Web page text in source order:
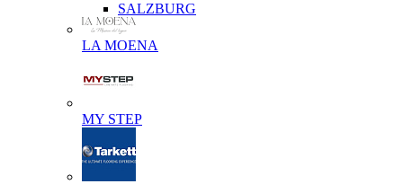
SALZBURG
LA MOENA
MY STEP